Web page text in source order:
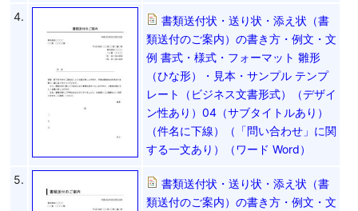
4.
書類送付状・送り状・添え状（書
類送付のご案内）の書き方・例文・文
例 書式・様式・フォーマット 雛形
（ひな形）・見本・サンプル テンプ
レート（ビジネス文書形式）（デザイ
ン性あり）04（サブタイトルあり）
（件名に下線）（「問い合わせ」に関
する一文あり）（ワード Word）
5.
書類送付状・送り状・添え状（書
類送付のご案内）の書き方・例文・文